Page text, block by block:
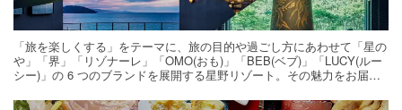
「旅を楽しくする」をテーマに、旅の目的や過ごし方にあわせて「星の
や」「界」「リゾナーレ」「OMO(おも)」「BEB(ベブ)」「LUCY(ルー
シー)」の 6 つのブランドを展開する星野リゾート。その魅力をお届け